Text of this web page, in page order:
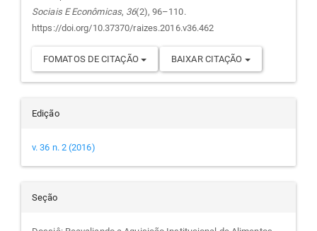
Sociais E Econômicas, 36(2), 96–110.
https://doi.org/10.37370/raizes.2016.v36.462
FOMATOS DE CITAÇÃO BAIXAR CITAÇÃO
Edição
v. 36 n. 2 (2016)
Seção